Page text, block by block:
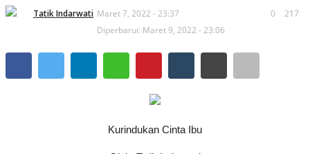
Tatik Indarwati Maret 7, 2022 - 23:37
Diperbarui: Maret 9, 2022 - 23:06
0 217
Kurindukan Cinta Ibu